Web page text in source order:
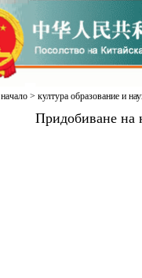
начало> култура образование и
Придобиване на